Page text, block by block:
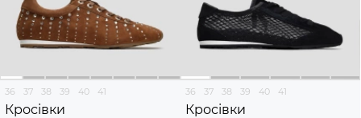
36 37 38 39 40 41
Кросівки
36 37 38 39 40 41
Кросівки